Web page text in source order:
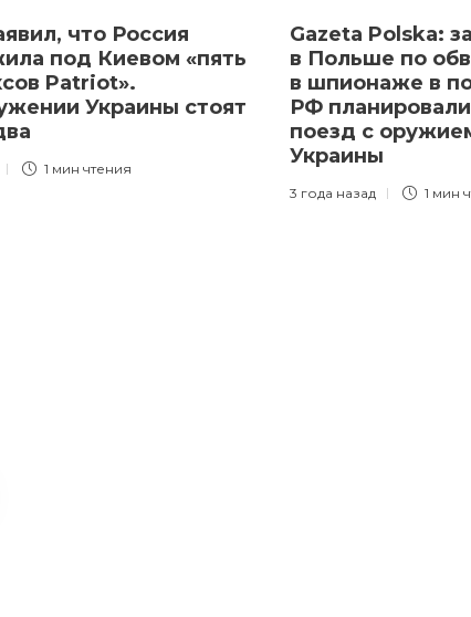
что Россия
под Киевом «пять
Patriot».
Украины стоят
1 мин чтения
Gazeta Polska:
в Польше по
в шпионаже в
РФ
поезд с
Украины
3 года назад 1 мин